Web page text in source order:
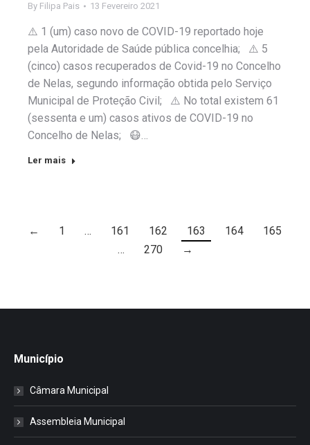
By Filipa Pais 13 Fevereiro 2021
⚠️ 1 (um) caso novo de COVID-19 reportado hoje
pela Autoridade de Saúde pública concelhia; ⚠️ 5
(cinco) casos recuperados de Covid-19 no Concelho
de Nelas, segundo informação obtida pelo Serviço
Municipal de Proteção Civil; ⚠️ No total existem 61
(sessenta e um) casos ativos de COVID-19 no
Concelho de Nelas; 😷…
Ler mais
← 1 … 161 162 163 164
165
…
270 →
Município
Câmara Municipal
Assembleia Municipal